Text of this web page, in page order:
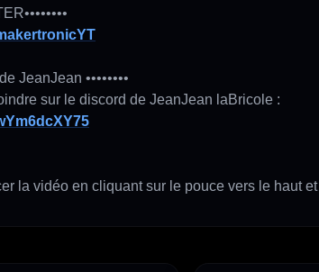
JeanJean ••••••••
la vidéo en cliquant sur le pouce vers le haut